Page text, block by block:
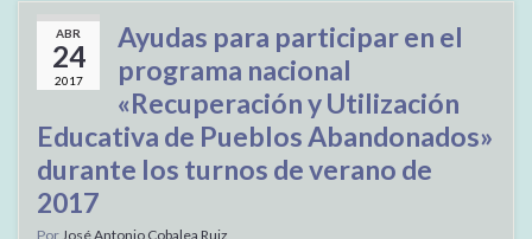
ABR
24
2017
Ayudas para participar en el
programa nacional
«Recuperación y Utilización
Educativa de Pueblos Abandonados»
durante los turnos de verano de
2017
PorJosé Antonio Cobalea Ruiz